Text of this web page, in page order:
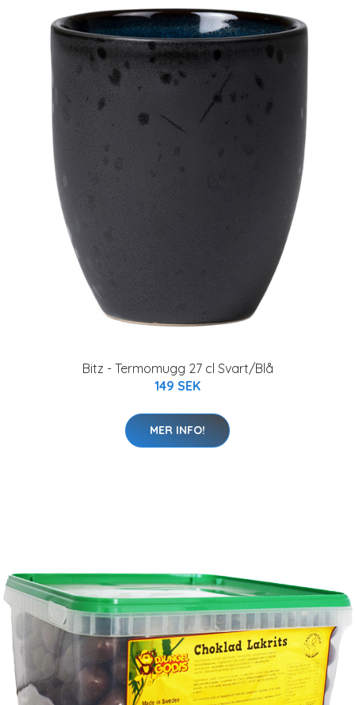
Bitz - Termomugg 27 cl Svart/Blå
149 SEK
MER INFO!